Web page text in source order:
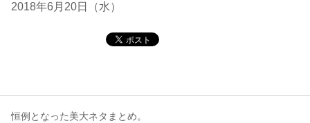
2018年6月20日（水）
恒例となった美大ネタまとめ。